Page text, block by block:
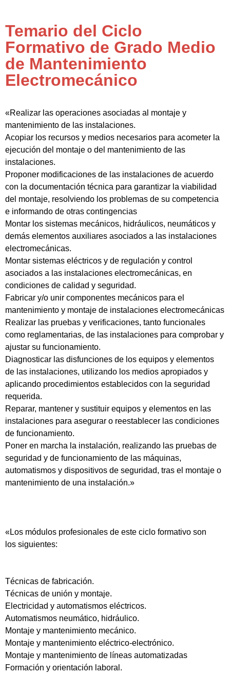
Temario del Ciclo
Formativo de Grado Medio
de Mantenimiento
Electromecánico
«Realizar las operaciones asociadas al montaje y
mantenimiento de las instalaciones.
Acopiar los recursos y medios necesarios para acometer la
ejecución del montaje o del mantenimiento de las
instalaciones.
Proponer modificaciones de las instalaciones de acuerdo
con la documentación técnica para garantizar la viabilidad
del montaje, resolviendo los problemas de su competencia
e informando de otras contingencias
Montar los sistemas mecánicos, hidráulicos, neumáticos y
demás elementos auxiliares asociados a las instalaciones
electromecánicas.
Montar sistemas eléctricos y de regulación y control
asociados a las instalaciones electromecánicas, en
condiciones de calidad y seguridad.
Fabricar y/o unir componentes mecánicos para el
mantenimiento y montaje de instalaciones electromecánicas
Realizar las pruebas y verificaciones, tanto funcionales
como reglamentarias, de las instalaciones para comprobar y
ajustar su funcionamiento.
Diagnosticar las disfunciones de los equipos y elementos
de las instalaciones, utilizando los medios apropiados y
aplicando procedimientos establecidos con la seguridad
requerida.
Reparar, mantener y sustituir equipos y elementos en las
instalaciones para asegurar o reestablecer las condiciones
de funcionamiento.
Poner en marcha la instalación, realizando las pruebas de
seguridad y de funcionamiento de las máquinas,
automatismos y dispositivos de seguridad, tras el montaje o
mantenimiento de una instalación.»
«Los módulos profesionales de este ciclo formativo son
los siguientes:
Técnicas de fabricación.
Técnicas de unión y montaje.
Electricidad y automatismos eléctricos.
Automatismos neumático, hidráulico.
Montaje y mantenimiento mecánico.
Montaje y mantenimiento eléctrico-electrónico.
Montaje y mantenimiento de líneas automatizadas
Formación y orientación laboral.